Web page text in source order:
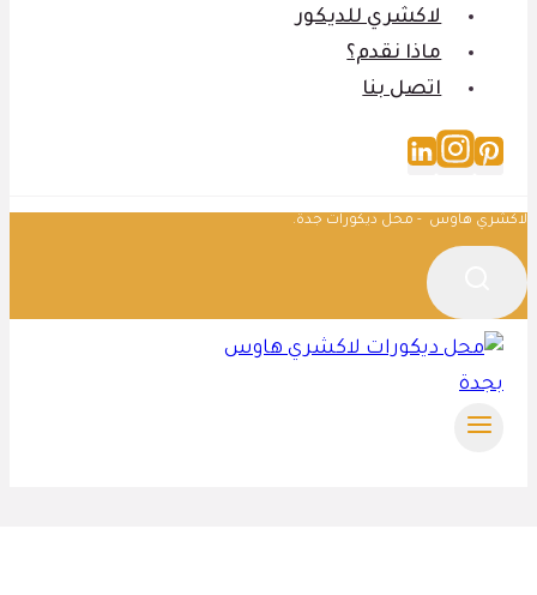
لاكشري للديكور
ماذا نقدم؟
اتصل بنا
لاكشري هاوس - محل ديكورات جدة.